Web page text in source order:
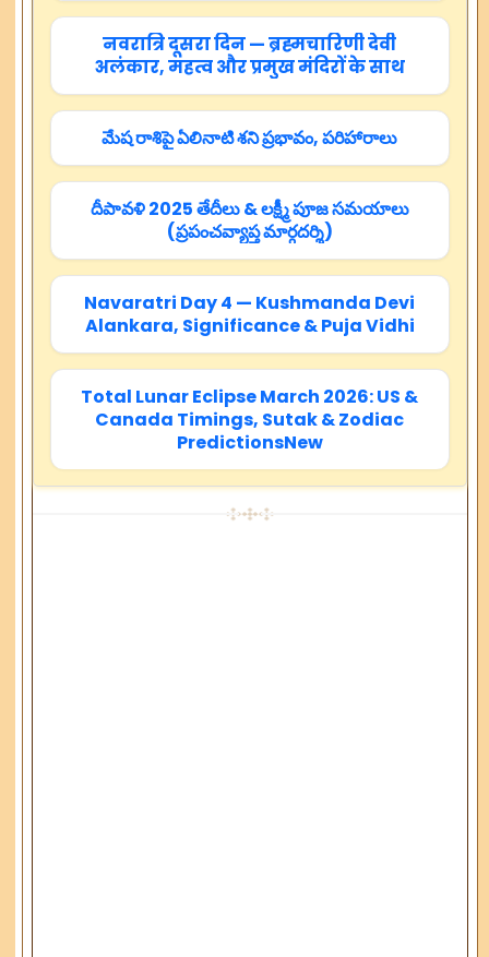
नवरात्रि दूसरा दिन — ब्रह्मचारिणी देवी
अलंकार, महत्व और प्रमुख मंदिरों के साथ
మేష రాశిపై ఏలినాటి శని ప్రభావం, పరిహారాలు
దీపావళి 2025 తేదీలు & లక్ష్మీ పూజ సమయాలు
(ప్రపంచవ్యాప్త మార్గదర్శి)
Navaratri Day 4 — Kushmanda Devi
Alankara, Significance & Puja Vidhi
Total Lunar Eclipse March 2026: US &
Canada Timings, Sutak & Zodiac
PredictionsNew